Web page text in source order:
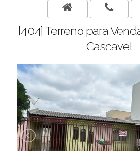
[404] Terreno para
Cascavel